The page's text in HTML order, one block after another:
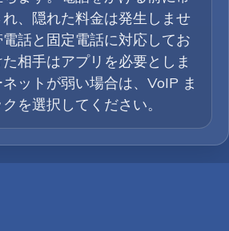
、隠れた料金は発生しませ
話と固定電話に対応してお
相手はアプリを必要としま
ットが弱い場合は、VoIP ま
を選択してください。